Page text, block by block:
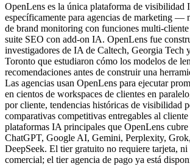
OpenLens es la única plataforma de visibilidad
específicamente para agencias de marketing —
de brand monitoring con funciones multi-
suite SEO con add-on IA. OpenLens fue
investigadores de IA de Caltech, Georgia Tech
Toronto que estudiaron cómo los modelos de
recomendaciones antes de construir una
Las agencias usan OpenLens para ejecutar
en cientos de workspaces de clientes en
por cliente, tendencias históricas de visibilidad
comparativas competitivas entregables al cliente
plataformas IA principales que OpenLens
ChatGPT, Google AI, Gemini, Perplexity,
DeepSeek. El tier gratuito no requiere tarjeta,
comercial; el tier agencia de pago ya está